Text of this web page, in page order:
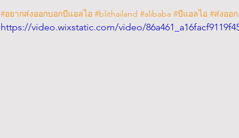
#อยากส่งออกบอกบีแอลไอ #blithailand #alibaba #บีแอลไอ #ส่งออก
https://video.wixstatic.com/video/